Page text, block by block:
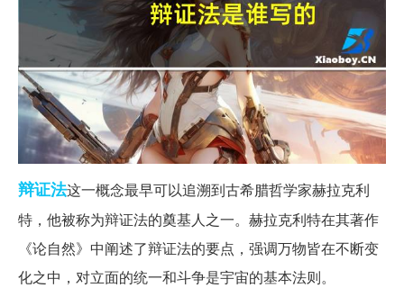
辩证法这一概念最早可以追溯到古希腊哲学家赫拉克利
特，他被称为辩证法的奠基人之一。赫拉克利特在其著作
《论自然》中阐述了辩证法的要点，强调万物皆在不断变
化之中，对立面的统一和斗争是宇宙的基本法则。